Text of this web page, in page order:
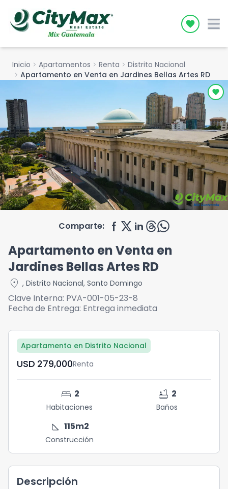
Icon
Inicio chevron_right Apartamentos chevron_right Renta chevron_right Distrito Nacional
chevron_right Apartamento en Venta en Jardines Bellas Artes RD
Comparte:
Apartamento en Venta en
Jardines Bellas Artes RD
location_on , Distrito Nacional, Santo Domingo
Clave Interna: PVA-001-05-23-8
Fecha de Entrega: Entrega inmediata
Apartamento en Distrito Nacional
USD	279,000Renta
bed 2
Habitaciones
bathtub 2
Baños
square_foot 115m2
Construcción
Descripción